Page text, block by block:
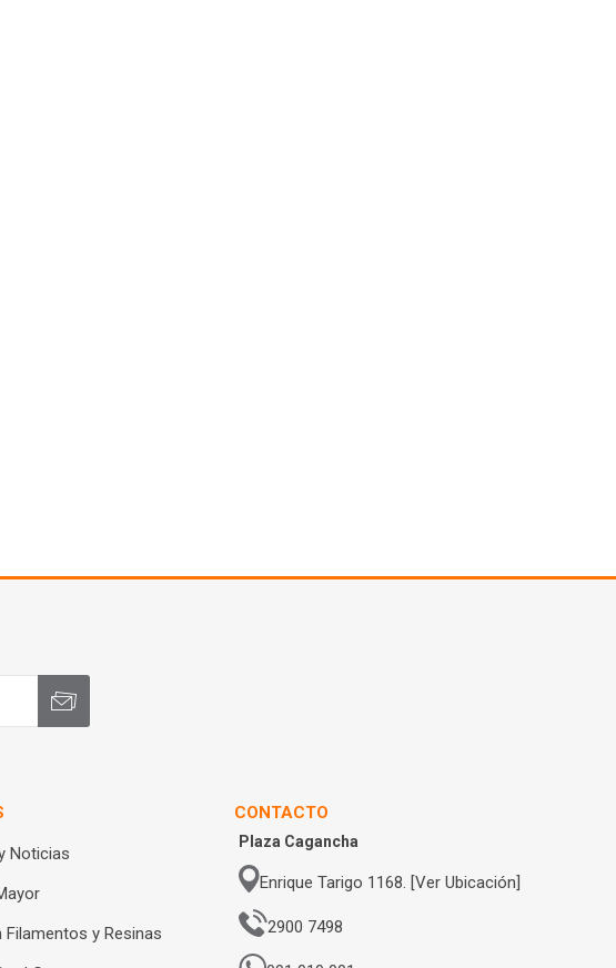
Noticias
y Resinas
CONTACTO
Plaza Cagancha
Enrique Tarigo 1168. [Ver Ubicación]
2900 7498